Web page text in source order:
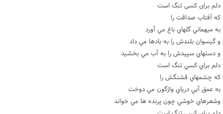
دلم برای کسی تنگ است
که آفتاب صداقت را
به ميهماني گلهاي باغ مي آورد
و گيسوان بلندش را به بادها مي داد
و دستهاي سپيدش را به آب مي بخشيد
دلم براي کسي تنگ است
که چشمهاي قشنگش را
به عمق آبي درياي واژگون مي دوخت
وشعرهاي خوشي چون پرنده ها مي خواند